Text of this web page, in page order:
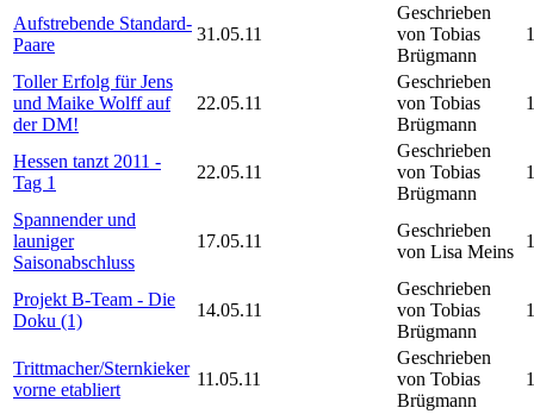
Aufstrebende Standard-
Paare
31.05.11
Geschrieben
von Tobias
Brügmann
Toller Erfolg für Jens
und Maike Wolff auf
der DM!
22.05.11
Geschrieben
von Tobias
Brügmann
Hessen tanzt 2011 -
Tag 1
22.05.11
Geschrieben
von Tobias
Brügmann
Spannender und
launiger
Saisonabschluss
17.05.11
Geschrieben
von Lisa Meins
Projekt B-Team - Die
Doku (1)
14.05.11
Geschrieben
von Tobias
Brügmann
Trittmacher/Sternkieker
vorne etabliert
11.05.11
Geschrieben
von Tobias
Brügmann